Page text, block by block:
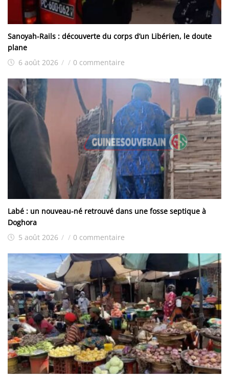
Sanoyah-Rails : découverte du corps d’un Libérien, le doute
plane
6 août 2026 / / 0 commentaire
Labé : un nouveau-né retrouvé dans une fosse septique à
Doghora
5 août 2026 / / 0 commentaire